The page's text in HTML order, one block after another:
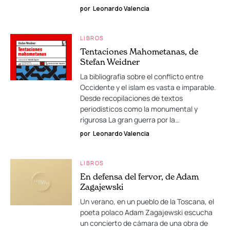
por Leonardo Valencia
LIBROS
Tentaciones Mahometanas, de
Stefan Weidner
La bibliografía sobre el conflicto entre
Occidente y el islam es vasta e imparable.
Desde recopilaciones de textos
periodísticos como la monumental y
rigurosa La gran guerra por la…
por Leonardo Valencia
LIBROS
En defensa del fervor, de Adam
Zagajewski
Un verano, en un pueblo de la Toscana, el
poeta polaco Adam Zagajewski escucha
un concierto de cámara de una obra de